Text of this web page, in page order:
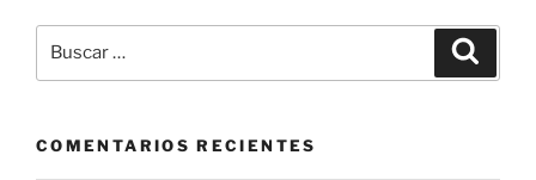
por:
COMENTARIOS RECIENTES